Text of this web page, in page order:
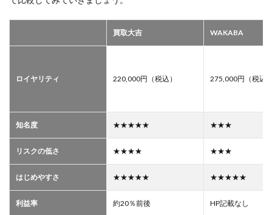
買取大吉 WAKABA
ロイヤリティ 220,000円（税込） 275,000円（税込
知名度 ★★★★★ ★★★
リスクの低さ ★★★★ ★★★
はじめやすさ ★★★★★ ★★★★★
利益率 約20％前後 HP記載なし